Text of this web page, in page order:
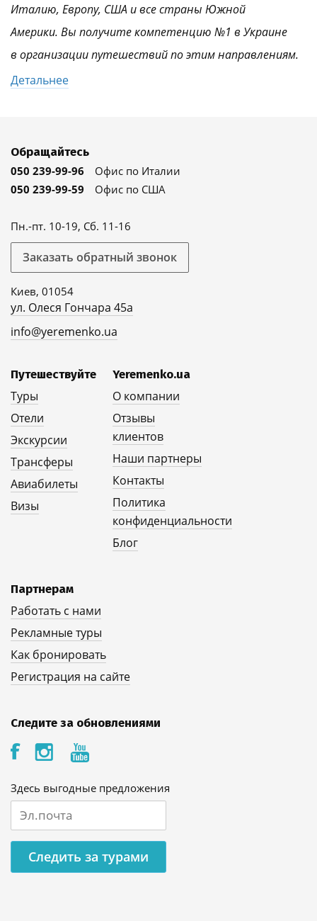
Италию, Европу, США и все страны Южной
Америки. Вы получите компетенцию №1 в Украине
в организации путешествий по этим направлениям.
Детальнее
Обращайтесь
050 239-99-96
Офис по Италии
050 239-99-59
Офис по США
Пн.-пт. 10-19, Сб. 11-16
Заказать обратный звонок
Киев, 01054
ул. Олеся Гончара 45а
info@yeremenko.ua
Путешествуйте
Туры
Отели
Экскурсии
Трансферы
Авиабилеты
Визы
Yeremenko.ua
О компании
Отзывы
клиентов
Наши партнеры
Контакты
Политика
конфиденциальности
Блог
Партнерам
Работать с нами
Рекламные туры
Как бронировать
Регистрация на сайте
Следите за обновлениями
Здесь выгодные предложения
Следить за турами